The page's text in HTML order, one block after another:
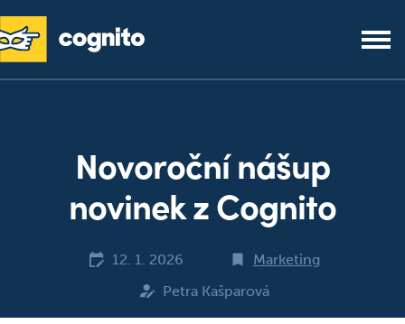
Novoroční nášup
novinek z Cognito
12. 1. 2026
Marketing
Petra Kašparová